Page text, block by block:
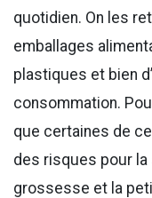
quotidien. On les
emballages
plastiques et bien
consommation.
que certaines de
des risques pour la
grossesse et la